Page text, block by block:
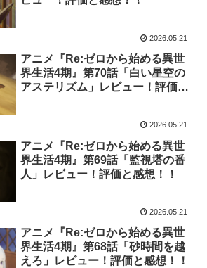
2026.05.21
アニメ『Re:ゼロから始める異世
界生活4期』第70話「白い星空の
アステリズム」レビュー！評価と
2026.05.21
アニメ『Re:ゼロから始める異世
界生活4期』第69話「監視塔の番
人」レビュー！評価と感想！！
2026.05.21
アニメ『Re:ゼロから始める異世
界生活4期』第68話「砂時間を越
えろ」レビュー！評価と感想！！